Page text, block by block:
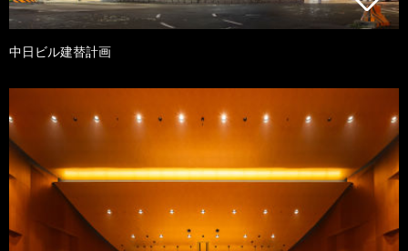
中日ビル建替計画